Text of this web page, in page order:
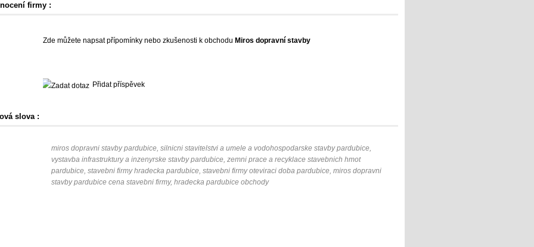
firmy :
Zde můžete napsat přípomínky nebo zkušenosti k obchodu Miros dopravní stavby
Přidat příspěvek
slova :
miros dopravni stavby pardubice, silnicni stavitelstvi a umele a vodohospodarske stavby pardubice,
vystavba infrastruktury a inzenyrske stavby pardubice, zemni prace a recyklace stavebnich hmot
pardubice, stavebni firmy hradecka pardubice, stavebni firmy oteviraci doba pardubice, miros dopravni
stavby pardubice cena stavebni firmy, hradecka pardubice obchody